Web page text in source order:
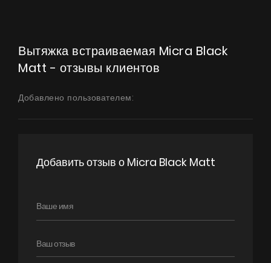
Вытяжка встраиваемая Micra Black
Matt - отзывы клиентов
Добавлено пользователем:
Добавить отзыв о Micra Black Matt